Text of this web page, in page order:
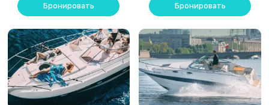
Бронировать Бронировать